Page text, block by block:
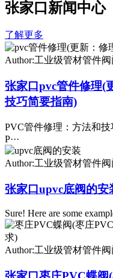
张家口新闻中心
了解更多
Author:工业级管材管件阀
张家口pvc管件修理(
技巧简要指南)
PVC管件修理：方法和
P···
Author:工业级管材管件阀
张家口upvc底阀的安
Sure! Here are some
Author:工业级管材管件阀